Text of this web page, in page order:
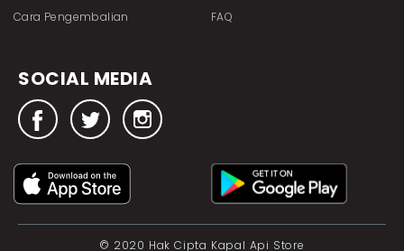
Cara Pengembalian FAQ
SOCIAL MEDIA
© 2020 Hak Cipta Kapal Api Store